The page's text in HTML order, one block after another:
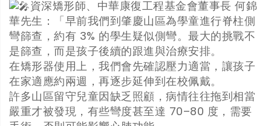
資深矯形師、中華康復工程基金會董事長 何錦
華先生：「早前我們到肇慶山區為學童進行脊柱側
彎篩查，約有 3% 的學生疑似側彎。最大的挑戰不
是篩查，而是孩子後續的跟進與治療安排。
在矯形器使用上，我們會先確認壓力適當，讓孩子
在家適應約兩週，再逐步延伸到在校佩戴。
許多山區留守兒童因缺乏照顧，病情往往拖到相當
嚴重才被發現，有些彎度甚至達 70–80 度，需要